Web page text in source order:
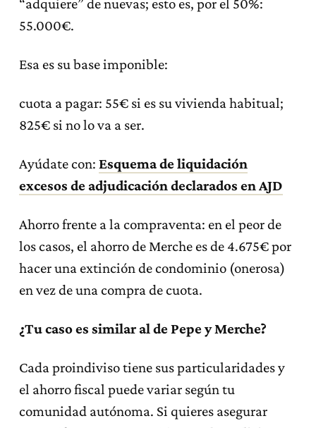
55.000€.
Esa es su base imponible:
cuota a pagar: 55€ si es su vivienda habitual;
825€ si no lo va a ser.
Ayúdate con: Esquema de liquidación
excesos de adjudicación declarados en AJD
Ahorro frente a la compraventa: en el peor de
los casos, el ahorro de Merche es de 4.675€ por
hacer una extinción de condominio (onerosa)
en vez de una compra de cuota.
¿Tu caso es similar al de Pepe y Merche?
Cada proindiviso tiene sus particularidades y
el ahorro fiscal puede variar según tu
comunidad autónoma. Si quieres asegurar